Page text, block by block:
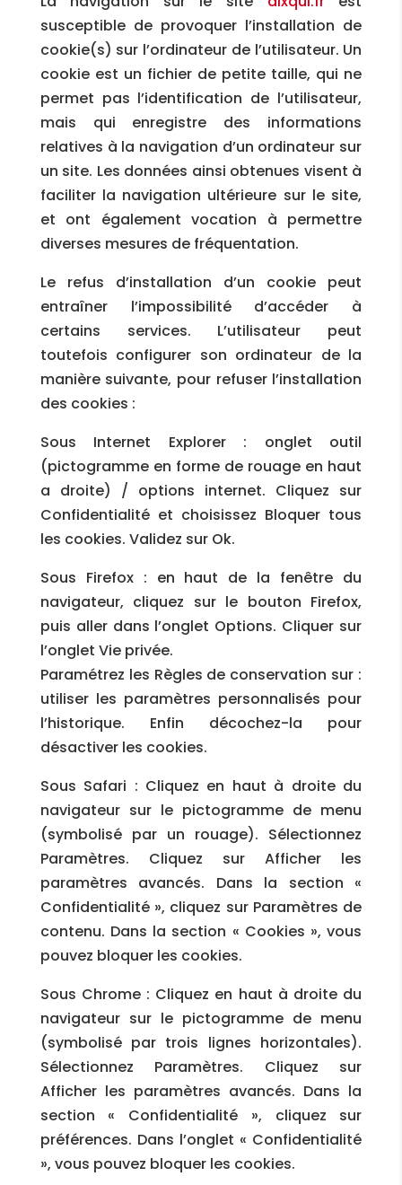
susceptible de provoquer l’installation de
cookie(s) sur l’ordinateur de l’utilisateur. Un
cookie est un fichier de petite taille, qui ne
permet pas l’identification de l’utilisateur,
mais qui enregistre des informations
relatives à la navigation d’un ordinateur sur
un site. Les données ainsi obtenues visent à
faciliter la navigation ultérieure sur le site,
et ont également vocation à permettre
diverses mesures de fréquentation.
Le refus d’installation d’un cookie peut
entraîner l’impossibilité d’accéder à
certains services. L’utilisateur peut
toutefois configurer son ordinateur de la
manière suivante, pour refuser l’installation
des cookies :
Sous Internet Explorer : onglet outil
(pictogramme en forme de rouage en haut
a droite) / options internet. Cliquez sur
Confidentialité et choisissez Bloquer tous
les cookies. Validez sur Ok.
Sous Firefox : en haut de la fenêtre du
navigateur, cliquez sur le bouton Firefox,
puis aller dans l’onglet Options. Cliquer sur
l’onglet Vie privée.
Paramétrez les Règles de conservation sur :
utiliser les paramètres personnalisés pour
l’historique. Enfin décochez-la pour
désactiver les cookies.
Sous Safari : Cliquez en haut à droite du
navigateur sur le pictogramme de menu
(symbolisé par un rouage). Sélectionnez
Paramètres. Cliquez sur Afficher les
paramètres avancés. Dans la section «
Confidentialité », cliquez sur Paramètres de
contenu. Dans la section « Cookies », vous
pouvez bloquer les cookies.
Sous Chrome : Cliquez en haut à droite du
navigateur sur le pictogramme de menu
(symbolisé par trois lignes horizontales).
Sélectionnez Paramètres. Cliquez sur
Afficher les paramètres avancés. Dans la
section « Confidentialité », cliquez sur
préférences. Dans l’onglet « Confidentialité
», vous pouvez bloquer les cookies.